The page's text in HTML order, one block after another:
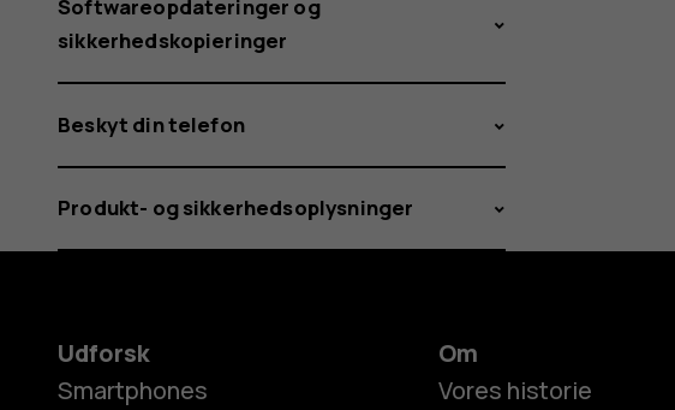
Softwareopdateringer og
sikkerhedskopieringer
Beskyt din telefon
Produkt- og sikkerhedsoplysninger
Udforsk
Smartphones
Om
Vores historie